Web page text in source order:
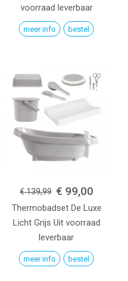
voorraad leverbaar
meer info bestel
€ 139,99 € 99,00
Thermobadset De Luxe
Licht Grijs Uit voorraad
leverbaar
meer info bestel